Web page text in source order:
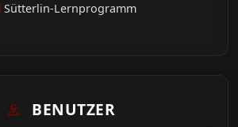
Sütterlin-Lernprogramm
BENUTZER